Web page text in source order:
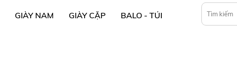
GIÀY NAM GIÀY CẶP BALO - TÚI